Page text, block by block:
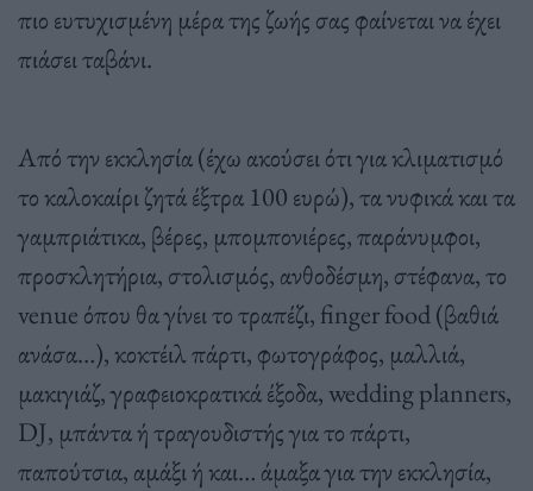
πιο ευτυχισμένη μέρα της ζωής σας φαίνεται να έχει
πιάσει ταβάνι.
Από την εκκλησία (έχω ακούσει ότι για κλιματισμό
το καλοκαίρι ζητά έξτρα 100 ευρώ), τα νυφικά και τα
γαμπριάτικα, βέρες, μπομπονιέρες, παράνυμφοι,
προσκλητήρια, στολισμός, ανθοδέσμη, στέφανα, το
venue όπου θα γίνει το τραπέζι, finger food (βαθιά
ανάσα…), κοκτέιλ πάρτι, φωτογράφος, μαλλιά,
μακιγιάζ, γραφειοκρατικά έξοδα, wedding planners,
DJ, μπάντα ή τραγουδιστής για το πάρτι,
παπούτσια, αμάξι ή και… άμαξα για την εκκλησία,